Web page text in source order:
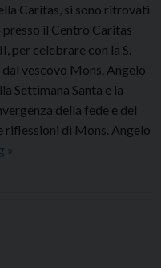
Caritas, si sono ritrovati
presso il Centro Caritas
per celebrare con la S.
vescovo Mons. Angelo
Settimana Santa e la
della fede e del
riflessioni di Mons. Angelo
Messa
»